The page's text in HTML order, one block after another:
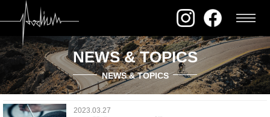
NEWS & TOPICS
NEWS & TOPICS
2023.03.27